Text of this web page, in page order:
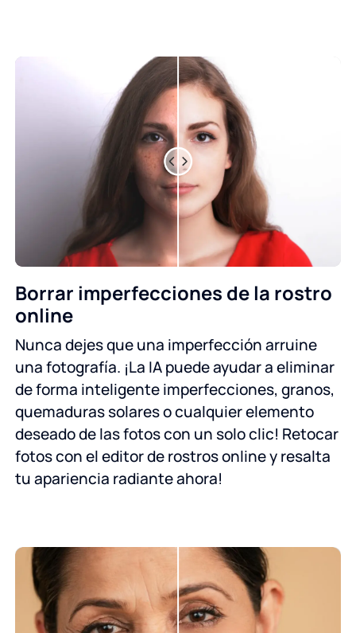
Borrar imperfecciones de la rostro
online
Nunca dejes que una imperfección arruine
una fotografía. ¡La IA puede ayudar a eliminar
de forma inteligente imperfecciones, granos,
quemaduras solares o cualquier elemento
deseado de las fotos con un solo clic! Retocar
fotos con el editor de rostros online y resalta
tu apariencia radiante ahora!